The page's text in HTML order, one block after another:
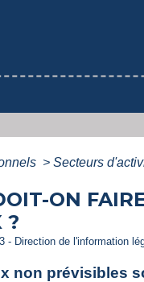
> Secteurs
ON
?
- Direction de l'information
non prévisibles